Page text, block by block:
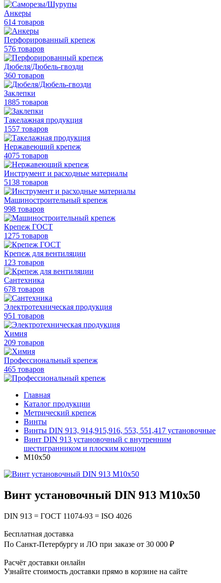
Анкеры
614 товаров
Перфорированный крепеж
576 товаров
Дюбеля/Дюбель-гвозди
360 товаров
Заклепки
1885 товаров
Такелажная продукция
1557 товаров
Нержавеющий крепеж
4075 товаров
Инструмент и расходные материалы
5138 товаров
Машиностроительный крепеж
998 товаров
Крепеж ГОСТ
1275 товаров
Крепеж для вентиляции
123 товаров
Сантехника
678 товаров
Электротехническая продукция
951 товаров
Химия
209 товаров
Профессиональный крепеж
465 товаров
Главная
Каталог продукции
Метрический крепеж
Винты
Винты DIN 913, 914,915,916, 553, 551,417 установочные
Винт DIN 913 установочный с внутренним
шестигранником и плоским концом
М10х50
Винт установочный DIN 913 М10х50
DIN 913 = ГОСТ 11074-93 = ISO 4026
Бесплатная доставка
По Санкт-Петербургу и ЛО при заказе от 30 000 ₽
Расчёт доставки онлайн
Узнайте стоимость доставки прямо в корзине на сайте